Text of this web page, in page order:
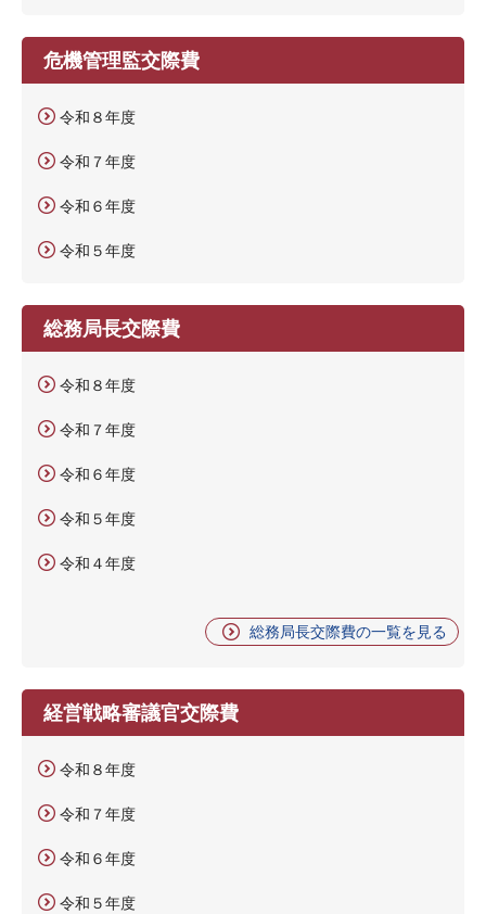
危機管理監交際費
令和８年度
令和７年度
令和６年度
令和５年度
総務局長交際費
令和８年度
令和７年度
令和６年度
令和５年度
令和４年度
総務局長交際費の一覧を見る
経営戦略審議官交際費
令和８年度
令和７年度
令和６年度
令和５年度